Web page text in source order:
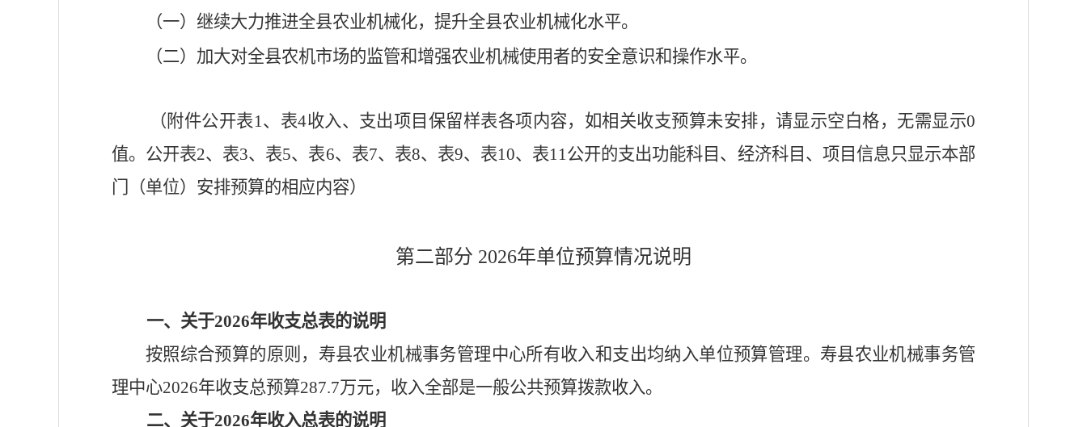
（一） 继续大力推进全县农业机械化，提升全县农业机械化水平。
（二） 加大对全县农机市场的监管和增强农业机械使用者的安全意识和操作水平。
（附件公开表1、表4收入、支出项目保留样表各项内容，如相关收支预算未安排，请显示空白格，无需显示0
值。公开表2、表3、表5、表6、表7、表8、表9、表10、表11公开的支出功能科目、经济科目、项目信息只显示本部
门（单位）安排预算的相应内容）
第二部分 2026年单位预算情况说明
一、 关于2026年收支总表的说明
按照综合预算的原则，寿县农业机械事务管理中心所有收入和支出均纳入单位预算管理。寿县农业机械事务管
理中心2026年收支总预算287.7万元，收入全部是一般公共预算拨款收入。
二、关于2026年收入总表的说明